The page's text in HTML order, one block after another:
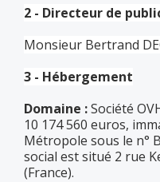
2 - Directeur de
Monsieur Bertrand
3 - Hébergement
Domaine :Société
10 174 560 euros,
Métropole sous le n°
social est situé 2 rue
(France).